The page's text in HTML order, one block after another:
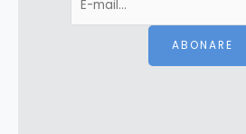
ABONARE